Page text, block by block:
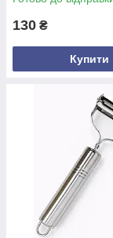
130 ₴
Купити